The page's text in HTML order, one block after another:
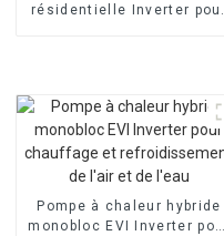
résidentielle Inverter pour
Pompe à chaleur hybride
monobloc EVI Inverter pour